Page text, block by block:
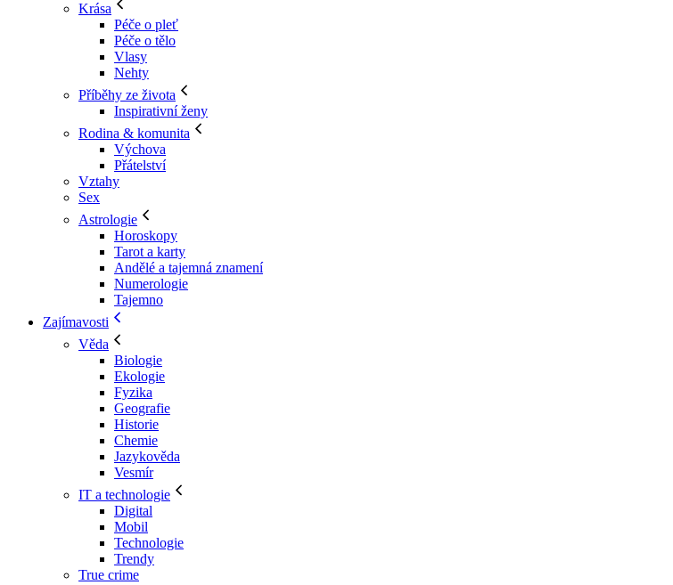
Krása
Péče o pleť
Péče o tělo
Vlasy
Nehty
Příběhy ze života
Inspirativní ženy
Rodina & komunita
Výchova
Přátelství
Vztahy
Sex
Astrologie
Horoskopy
Tarot a karty
Andělé a tajemná znamení
Numerologie
Tajemno
Zajímavosti
Věda
Biologie
Ekologie
Fyzika
Geografie
Historie
Chemie
Jazykověda
Vesmír
IT a technologie
Digital
Mobil
Technologie
Trendy
True crime